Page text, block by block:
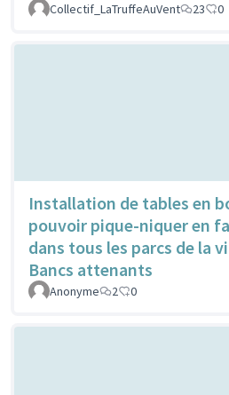
Collectif_LaTruffeAuVent
23 0
Installation de tables en
pouvoir pique-niquer en
dans tous les parcs de la
Bancs attenants
Anonyme 2 0